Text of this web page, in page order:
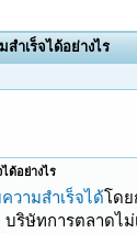
ำเร็จได้อย่างไร
ด้อย่างไร
วามสำเร็จได้โดย
บริษัทการตลาด